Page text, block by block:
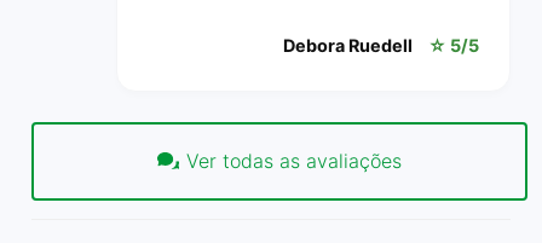
Debora Ruedell ☆ 5/5
Ver todas as avaliações